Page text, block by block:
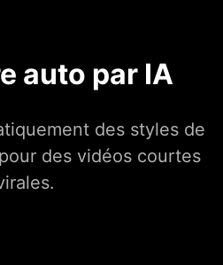
auto par IA
des styles de
des vidéos courtes